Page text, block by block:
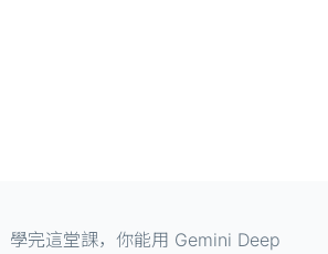
學完這堂課，你能用 Gemini Deep